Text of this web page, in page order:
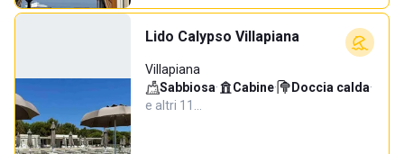
Lido Calypso Villapiana
Villapiana
Sabbiosa· Cabine· Doccia calda·
e altri 11…